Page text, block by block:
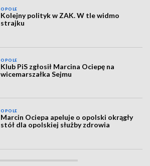
OPOLE
Kolejny polityk w ZAK. W tle widmo
strajku
OPOLE
Klub PiS zgłosił Marcina Ociepę na
wicemarszałka Sejmu
OPOLE
Marcin Ociepa apeluje o opolski okrągły
stół dla opolskiej służby zdrowia